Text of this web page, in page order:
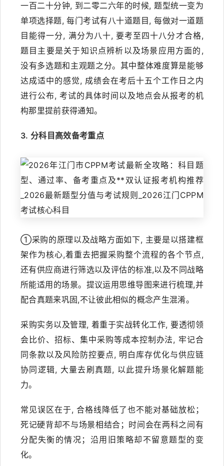
一百二十分钟, 到二零二六年的时候, 题型统一变为
单项选择题, 每门考试有八十道题目, 每做对一道题
目能得一分, 满分为八十, 要考至四十八分才合格,
题目主要是关于知识点辨析以及场景应用方面的,
没有多选题和主观题之分。其中整体难度算是能够
达成适中的感觉, 成绩会在考后十五个工作日之内
进行公布, 考试的具体时间以及地点会从报考的机
构那里提前获得通知。
3. 分科目高效备考重点
①采购的原理以及战略方面如下, 主要是以搭建框
架作为核心,着重去把握采购整个流程的各个节点,
还有供应商进行筛选以及评估的标准,以及不同战略
所能适用的场景。提议运用思维导图来进行梳理,并
配合真题来巩固,不让彼此相似的概念产生混淆。
采购实务以及管理, 着重于实战转化工作, 要透彻领
会比价、招标、集中采购等成本控制办法, 牢记合
同条款以及风险防控要点, 明白库存优化与供应链
协同逻辑, 大量去刷真题, 以此提升场景化解题能
力。
常见误区在于, 合格线降低了也不能对基础放松；
死记硬背却不与场景相结合；时间会在两科之间有
分配失衡的情况；沿用旧策略却不留意题型的变
化。